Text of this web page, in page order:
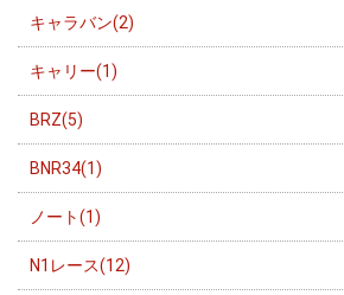
キャラバン(2)
キャリー(1)
BRZ(5)
BNR34(1)
ノート(1)
N1レース(12)